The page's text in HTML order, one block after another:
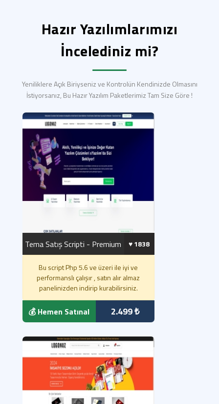
Hazır Yazılımlarımızı
İncelediniz mi?
Yeniliklere Açık Biriyseniz ve Kontrolün Kendinizde Olmasını
İstiyorsanız, Bu Hazır Yazılım Paketlerimiz Tam Size Göre !
Tema Satış Scripti - Premium ♥️ 1838
Bu script Php 5.6 ve üzeri ile iyi ve
performanslı çalışır , satın alır almaz
panelinizden indirip kurabilirsiniz.
💰 Hemen Satınal 2.499 ₺